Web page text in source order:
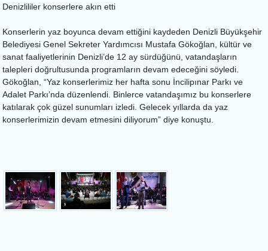
Denizlililer konserlere akın etti
Konserlerin yaz boyunca devam ettiğini kaydeden Denizli Büyükşehir
Belediyesi Genel Sekreter Yardımcısı Mustafa Gökoğlan, kültür ve
sanat faaliyetlerinin Denizli’de 12 ay sürdüğünü, vatandaşların
talepleri doğrultusunda programların devam edeceğini söyledi.
Gökoğlan, “Yaz konserlerimiz her hafta sonu İncilipınar Parkı ve
Adalet Parkı’nda düzenlendi. Binlerce vatandaşımız bu konserlere
katılarak çok güzel sunumları izledi. Gelecek yıllarda da yaz
konserlerimizin devam etmesini diliyorum” diye konuştu.